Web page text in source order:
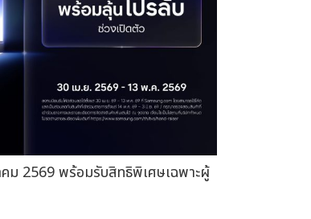
คม 2569 พร้อมรับสิทธิพิเศษเฉพาะผู้